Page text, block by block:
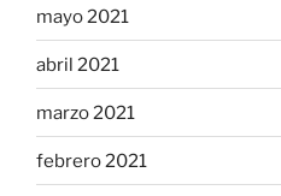
mayo 2021
abril 2021
marzo 2021
febrero 2021